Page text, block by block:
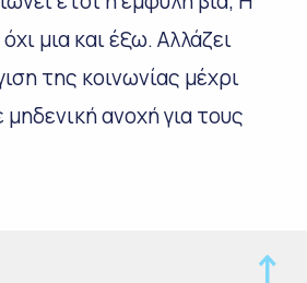
μια και έξω. Αλλάζει
της κοινωνίας μέχρι
ανοχή για τους